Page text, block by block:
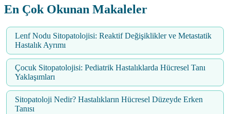
En Çok Okunan Makaleler
Lenf Nodu Sitopatolojisi: Reaktif Değişiklikler ve Metastatik
Hastalık Ayrımı
Çocuk Sitopatolojisi: Pediatrik Hastalıklarda Hücresel Tanı
Yaklaşımları
Sitopatoloji Nedir? Hastalıkların Hücresel Düzeyde Erken
Tanısı